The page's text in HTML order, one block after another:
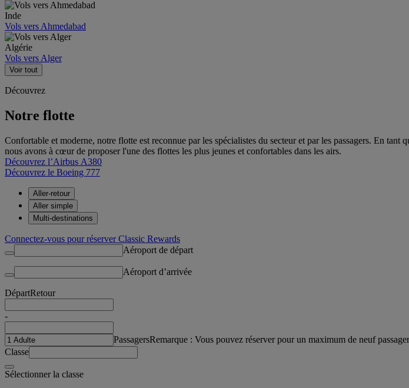
Inde
Vols vers Ahmedabad
Algérie
Vols vers Alger
Voir tout
Découvrez
Notre flotte
Confortable et moderne, notre flotte est reconnue par les spécialistes du secteur et par les passagers. En
nous avons à cœur de proposer l'une des flottes les plus jeunes et confortables dans les airs.
Découvrez l’Airbus A380
Découvrez le Boeing 777
Aller-retour
Aller simple
Multi-destinations
Connectez-vous pour réserver Classic Rewards
Aéroport de départ
Aéroport d’arrivée
DépartRetour
-
PassagersRemarque : Vous pouvez réserver pour un maximum de neuf
Classe
Sélectionner la classe